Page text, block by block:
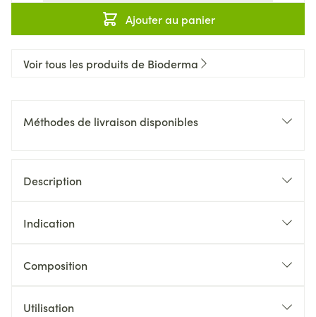
Ajouter au panier
Voir tous les produits de Bioderma
Méthodes de livraison disponibles
Description
Indication
Composition
Utilisation